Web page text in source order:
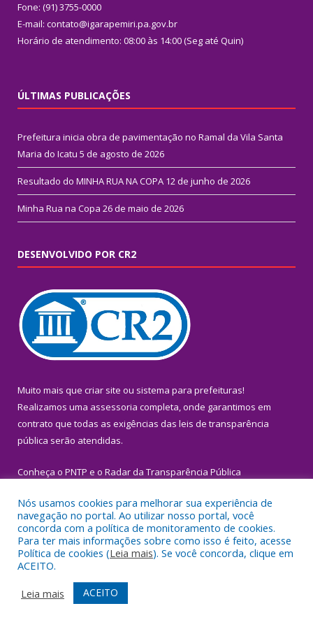
Fone: (91) 3755-0000
E-mail: contato@igarapemiri.pa.gov.br
Horário de atendimento: 08:00 às 14:00 (Seg até Quin)
ÚLTIMAS PUBLICAÇÕES
Prefeitura inicia obra de pavimentação no Ramal da Vila Santa
Maria do Icatu 5 de agosto de 2026
Resultado do MINHA RUA NA COPA 12 de junho de 2026
Minha Rua na Copa 26 de maio de 2026
DESENVOLVIDO POR CR2
Muito mais que criar site ou sistema para prefeituras!
Realizamos uma assessoria completa, onde garantimos em
contrato que todas as exigências das leis de transparência
pública serão atendidas.
Conheça o PNTP e o Radar da Transparência Pública
Todos os direitos reservados a Prefeitura Municipal de Igarapé-
Miri.
Mapa do Site
Acessar Área Administrativa
Acessar Webmail
Nós usamos cookies para melhorar sua experiência de
navegação no portal. Ao utilizar nosso portal, você
concorda com a política de monitoramento de cookies.
Para ter mais informações sobre como isso é feito, acesse
Política de cookies (Leia mais). Se você concorda, clique em
ACEITO.
Leia mais
ACEITO